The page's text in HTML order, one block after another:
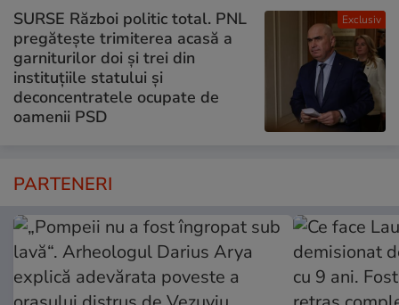
Exclusiv
SURSE Război politic total. PNL
pregătește trimiterea acasă a
garniturilor doi și trei din
instituțiile statului și
deconcentratele ocupate de
oamenii PSD
PARTENERI